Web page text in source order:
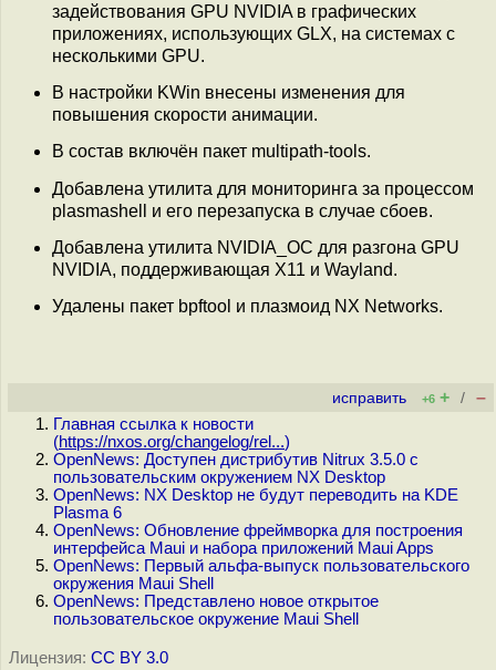
задействования GPU NVIDIA в графических
приложениях, использующих GLX, на системах с
несколькими GPU.
В настройки KWin внесены изменения для
повышения скорости анимации.
В состав включён пакет multipath-tools.
Добавлена утилита для мониторинга за процессом
plasmashell и его перезапуска в случае сбоев.
Добавлена утилита NVIDIA_OC для разгона GPU
NVIDIA, поддерживающая X11 и Wayland.
Удалены пакет bpftool и плазмоид NX Networks.
исправить +6 + / –
Главная ссылка к новости
(https://nxos.org/changelog/rel...)
OpenNews: Доступен дистрибутив Nitrux 3.5.0 с
пользовательским окружением NX Desktop
OpenNews: NX Desktop не будут переводить на KDE
Plasma 6
OpenNews: Обновление фреймворка для построения
интерфейса Maui и набора приложений Maui Apps
OpenNews: Первый альфа-выпуск пользовательского
окружения Maui Shell
OpenNews: Представлено новое открытое
пользовательское окружение Maui Shell
Лицензия: CC BY 3.0